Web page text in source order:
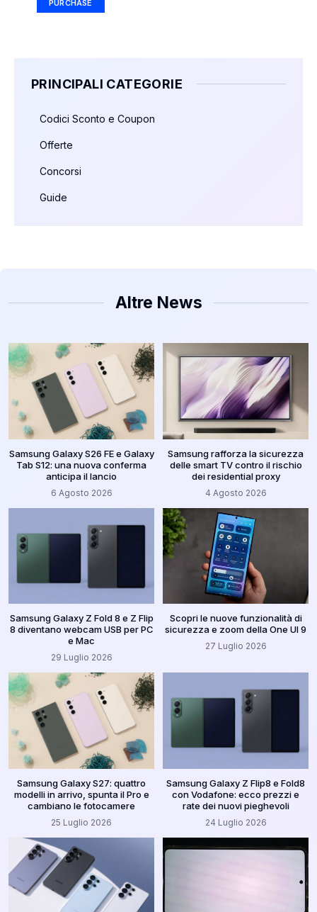
PURCHASE
PRINCIPALI CATEGORIE
Codici Sconto e Coupon
Offerte
Concorsi
Guide
Altre News
Samsung Galaxy S26 FE e Galaxy
Tab S12: una nuova conferma
anticipa il lancio
6 Agosto 2026
Samsung rafforza la sicurezza
delle smart TV contro il rischio
dei residential proxy
4 Agosto 2026
Samsung Galaxy Z Fold 8 e Z Flip
8 diventano webcam USB per PC
e Mac
29 Luglio 2026
Scopri le nuove funzionalità di
sicurezza e zoom della One UI 9
27 Luglio 2026
Samsung Galaxy S27: quattro
modelli in arrivo, spunta il Pro e
cambiano le fotocamere
25 Luglio 2026
Samsung Galaxy Z Flip8 e Fold8
con Vodafone: ecco prezzi e
rate dei nuovi pieghevoli
24 Luglio 2026